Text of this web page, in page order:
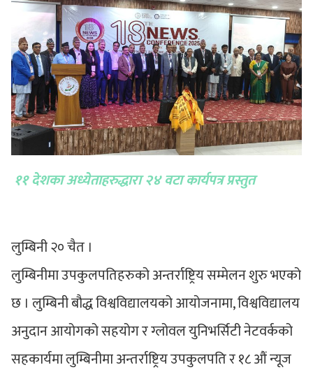
११ देशका अध्येताहरुद्धारा २४ वटा कार्यपत्र प्रस्तुत
लुम्बिनी २० चैत ।
लुम्बिनीमा उपकुलपतिहरुको अन्तर्राष्ट्रिय सम्मेलन शुरु भएको
छ । लुम्बिनी बौद्ध विश्वविद्यालयको आयोजनामा, विश्वविद्यालय
अनुदान आयोगको सहयोग र ग्लोवल युनिभर्सिटी नेटवर्कको
सहकार्यमा लुम्बिनीमा अन्तर्राष्ट्रिय उपकुलपति र १८ औं न्यूज